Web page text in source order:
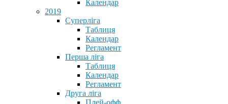
Календар
2019
Суперліга
Таблиця
Календар
Регламент
Перша ліга
Таблиця
Календар
Регламент
Друга ліга
Плей-офф